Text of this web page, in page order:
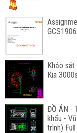
Khảo sát
Kia
ĐỒ ÁN -
khẩu -
trình) Full